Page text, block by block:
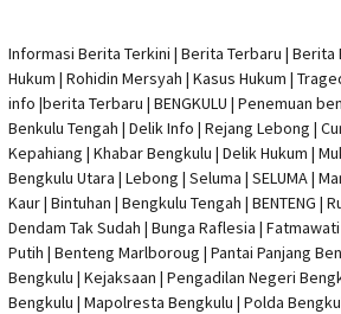
Informasi Berita Terkini | Berita Terbaru | Berita
Hukum | Rohidin Mersyah | Kasus Hukum |
info |berita Terbaru | BENGKULU | Penemuan
Benkulu Tengah | Delik Info | Rejang Lebong |
Kepahiang | Khabar Bengkulu | Delik Hukum |
Bengkulu Utara | Lebong | Seluma | SELUMA |
Kaur | Bintuhan | Bengkulu Tengah | BENTENG |
Dendam Tak Sudah | Bunga Raflesia | Fatmawati
Putih | Benteng Marlboroug | Pantai Panjang
Bengkulu | Kejaksaan | Pengadilan Negeri
Bengkulu | Mapolresta Bengkulu | Polda